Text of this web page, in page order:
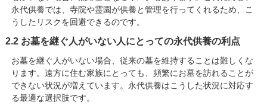
永代供養では、寺院や霊園が供養と管理を行ってくれるため、こ
うしたリスクを回避できるのです。
2.2 お墓を継ぐ人がいない人にとっての永代供養の利点
お墓を継ぐ人がいない場合、従来の墓を維持することは難しくな
ります。遠方に住む家族にとっても、頻繁にお墓を訪れることが
できない状況が増えています。永代供養はこうした状況に対応す
る最適な選択肢です。